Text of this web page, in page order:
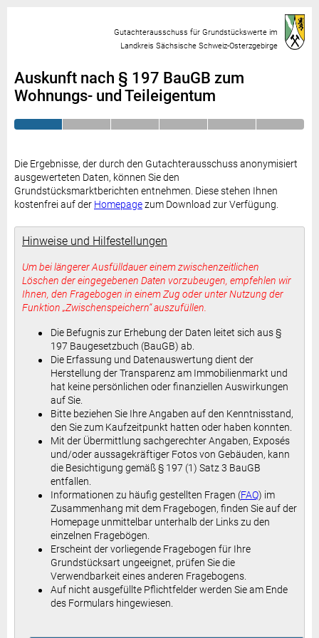
Gutachterausschuss für Grundstückswerte im
Landkreis Sächsische Schweiz-Osterzgebirge
Auskunft nach § 197 BauGB zum
Wohnungs- und Teileigentum
Die Ergebnisse, der durch den Gutachterausschuss anonymisiert
ausgewerteten Daten, können Sie den
Grundstücksmarktberichten entnehmen. Diese stehen Ihnen
kostenfrei auf der Homepagezum Download zur Verfügung.
Hinweise und Hilfestellungen
Um bei längerer Ausfülldauer einemzwischenzeitlichen
Löschen der eingegebenen Daten vorzubeugen, empfehlen wir
Ihnen, den Fragebogen in einem Zug oder unter Nutzung der
Funktion „Zwischenspeichern“ auszufüllen.
Die Befugnis zur Erhebung der Daten leitet sich aus §
197 Baugesetzbuch (BauGB) ab.
Die Erfassung und Datenauswertung dient der
Herstellung der Transparenz am Immobilienmarkt und
hat keine persönlichen oder finanziellen Auswirkungen
auf Sie.
Bitte beziehen Sie Ihre Angaben auf den Kenntnisstand,
den Sie zum Kaufzeitpunkt hatten oder haben konnten.
Mit der Übermittlung sachgerechter Angaben, Exposés
und/oder aussagekräftiger Fotos von Gebäuden, kann
die Besichtigung gemäß§ 197 (1) Satz 3 BauGB
entfallen.
Informationen zu häufig gestellten Fragen (FAQ) im
Zusammenhang mit dem Fragebogen, finden Sie auf der
Homepage unmittelbar unterhalb der Links zu den
einzelnen Fragebögen.
Erscheint der vorliegende Fragebogen für Ihre
Grundstücksart ungeeignet, prüfen Sie die
Verwendbarkeit eines anderen Fragebogens.
Auf nicht ausgefüllte Pflichtfelder werden Sie am Ende
des Formulars hingewiesen.